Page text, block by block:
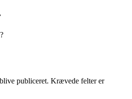
publiceret. Krævede felter er